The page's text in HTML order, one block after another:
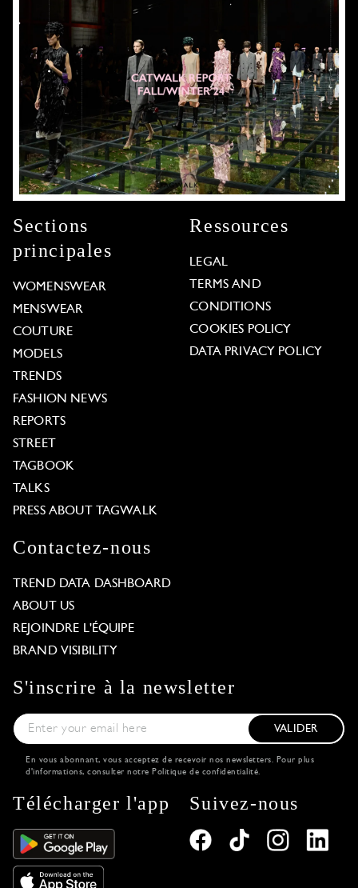
Sections
principales
WOMENSWEAR
MENSWEAR
COUTURE
MODELS
TRENDS
FASHION NEWS
REPORTS
STREET
TAGBOOK
TALKS
PRESS ABOUT TAGWALK
Ressources
LEGAL
TERMS AND
CONDITIONS
COOKIES POLICY
DATA PRIVACY POLICY
Contactez-nous
TREND DATA DASHBOARD
ABOUT US
REJOINDRE L'ÉQUIPE
BRAND VISIBILITY
S'inscrire à la newsletter
VALIDER
En vous abonnant, vous acceptez de recevoir nos newsletters. Pour plus
d'informations, consulter notre Politique de confidentialité.
Télécharger l'app Suivez-nous